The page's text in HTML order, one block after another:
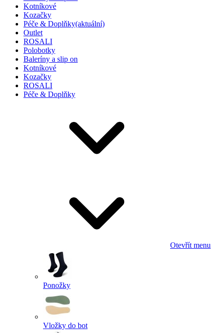
Kotníkové
Kozačky
Péče & Doplňky(aktuální)
Outlet
ROSALI
Polobotky
Baleríny a slip on
Kotníkové
Kozačky
ROSALI
Péče & Doplňky
Otevřít menu
Ponožky
Vložky do bot